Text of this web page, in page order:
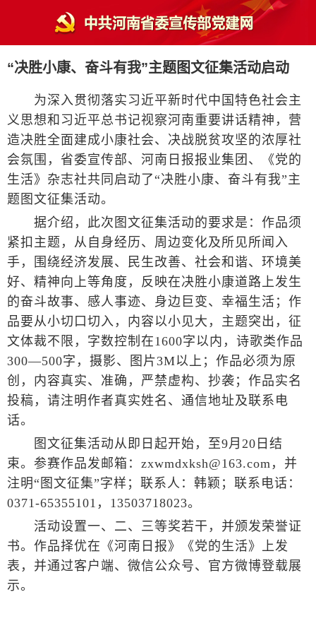
“决胜小康、奋斗有我”主题图文征集活动启动
为深入贯彻落实习近平新时代中国特色社会主
义思想和习近平总书记视察河南重要讲话精神，营
造决胜全面建成小康社会、决战脱贫攻坚的浓厚社
会氛围，省委宣传部、河南日报报业集团、《党的
生活》杂志社共同启动了“决胜小康、奋斗有我”主
题图文征集活动。
据介绍，此次图文征集活动的要求是：作品须
紧扣主题，从自身经历、周边变化及所见所闻入
手，围绕经济发展、民生改善、社会和谐、环境美
好、精神向上等角度，反映在决胜小康道路上发生
的奋斗故事、感人事迹、身边巨变、幸福生活；作
品要从小切口切入，内容以小见大，主题突出，征
文体裁不限，字数控制在1600字以内，诗歌类作品
300—500字，摄影、图片3M以上；作品必须为原
创，内容真实、准确，严禁虚构、抄袭；作品实名
投稿，请注明作者真实姓名、通信地址及联系电
话。
图文征集活动从即日起开始，至9月20日结
束。参赛作品发邮箱：zxwmdxksh@163.com，并
注明“图文征集”字样；联系人：韩颖；联系电话：
0371-65355101，13503718023。
活动设置一、二、三等奖若干，并颁发荣誉证
书。作品择优在《河南日报》《党的生活》上发
表，并通过客户端、微信公众号、官方微博登载展
示。